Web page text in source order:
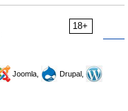
18+
Joomla,
Drupal,